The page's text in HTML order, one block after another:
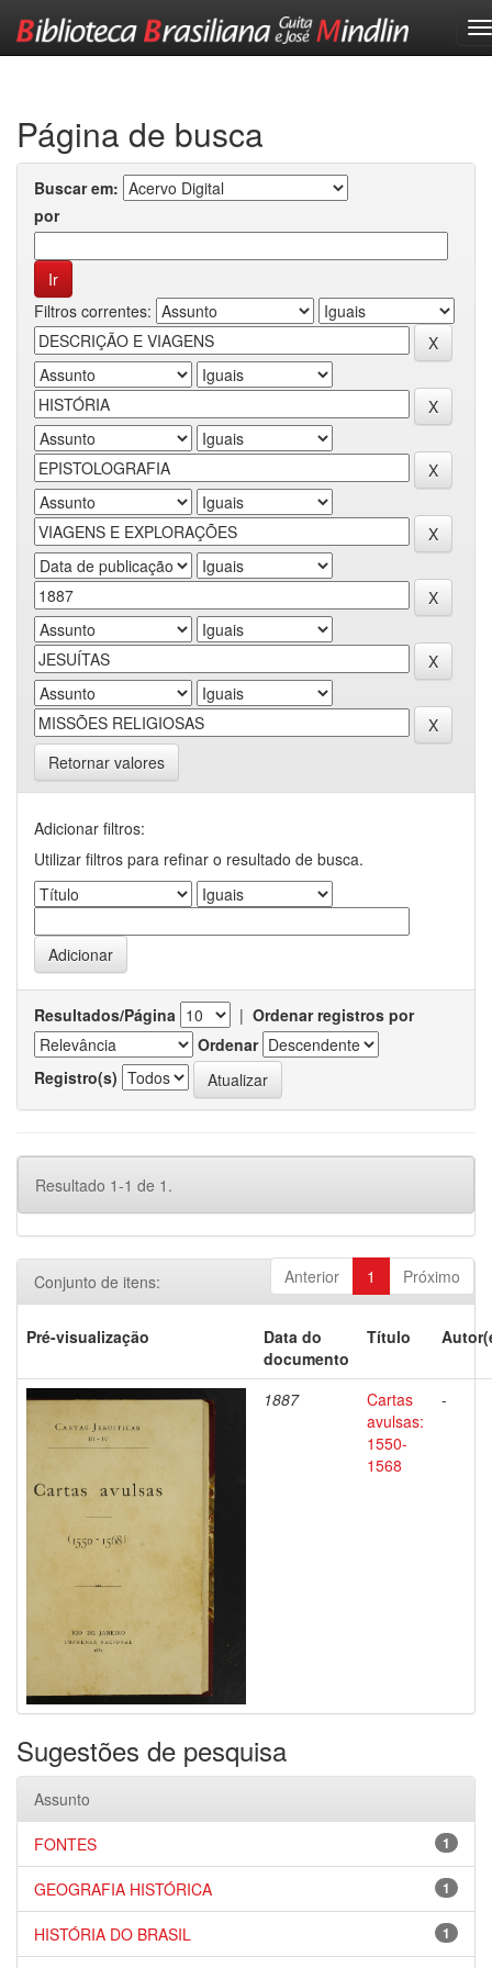
Página de busca
Buscar em:
por
Filtros correntes:
Retornar valores
Adicionar filtros:
Utilizar filtros para refinar o resultado de busca.
Resultados/Página | Ordenar registros por
Ordenar
Registro(s)
Resultado 1-1 de 1.
Anterior 1 Próximo
Conjunto de itens:
Pré-visualização
Data do
documento
Título
1887
Cartas
avulsas:
1550-
1568
-
Sugestões de pesquisa
Assunto
1
FONTES
1
GEOGRAFIA HISTÓRICA
1
HISTÓRIA DO BRASIL